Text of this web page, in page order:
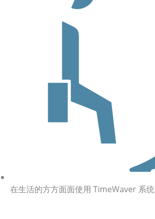
在生活的方方面面使用 TimeWaver 系统